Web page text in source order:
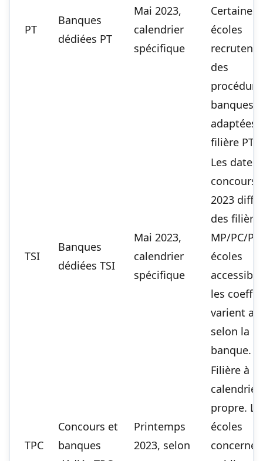
PT
Banques
dédiées PT
Mai 2023,
calendrier
spécifique
Certaines
écoles
recrutent
des
banques
adaptées
filière PT.
TSI
Banques
dédiées TSI
Mai 2023,
calendrier
spécifique
Les dates
concours
2023
des
MP/PC/
écoles
les
varient
selon la
banque.
TPC
Concours et
banques
Printemps
2023, selon
Filière à
calendrier
propre.
écoles